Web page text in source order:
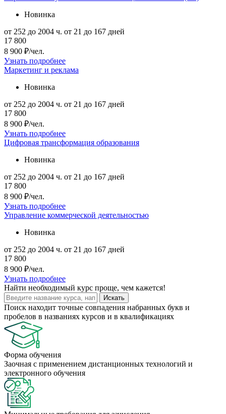
Новинка
от 252 до 2004 ч. от 21 до 167 дней
17 800
8 900 ₽/чел.
Узнать подробнее
Маркетинг и реклама
Новинка
от 252 до 2004 ч. от 21 до 167 дней
17 800
8 900 ₽/чел.
Узнать подробнее
Цифровая трансформация образования
Новинка
от 252 до 2004 ч. от 21 до 167 дней
17 800
8 900 ₽/чел.
Узнать подробнее
Управление коммерческой деятельностью
Новинка
от 252 до 2004 ч. от 21 до 167 дней
17 800
8 900 ₽/чел.
Узнать подробнее
Найти необходимый курс проще, чем кажется!
Искать
Поиск находит точные совпадения набранных букв и
пробелов в названиях курсов и в квалификациях
Форма обучения
Заочная с применением дистанционных технологий и
электронного обучения